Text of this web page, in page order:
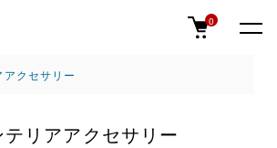
0
アクセサリー
テリアアクセサリー